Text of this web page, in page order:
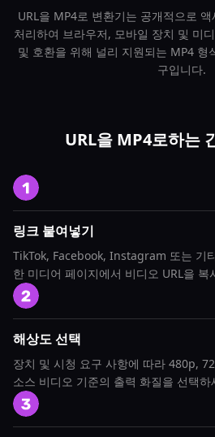
URL을 MP4로 변환기는 공개적으로
처리하여 브라우저, 모바일 장치 및 미
및 호환을 위해 널리 지원되는 MP4 형
구입니다.
URL을 MP4로하는
링크 붙여넣기
TikTok, Facebook, Instagram 또는 기
한 미디어 페이지에서 비디오 URL을 복
해상도 선택
장치 및 시청 요구 사항에 따라 480p,
소스 비디오 기준의 출력 화질을 선택하